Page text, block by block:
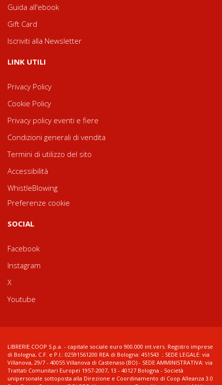
Guida all'ebook
Gift Card
Iscriviti alla Newsletter
LINK UTILI
Privacy Policy
Cookie Policy
Privacy policy eventi e fiere
Condizioni generali di vendita
Termini di utilizzo del sito
Accessibilità
WhistleBlowing
Preferenze cookie
SOCIAL
Facebook
Instagram
X
Youtube
LIBRERIE.COOP S.p.a. - capitale sociale euro 900.000 int.vers. Registro imprese
di Bologna, C.F. e P.I.: 02591561200 REA di Bologna: 451543 ; SEDE LEGALE: via
Villanova, 29/7 - 40055 Villanova di Castenaso (BO) - SEDE AMMINISTRATIVA: via
Trattati Comunitari Europei 1957-2007, 13 - 40127 Bologna - Società
unipersonale sottoposta alla Direzione e Coordinamento di Coop Alleanza 3.0